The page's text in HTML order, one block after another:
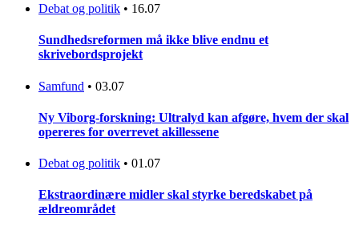
Debat og politik • 16.07
Sundhedsreformen må ikke blive endnu et
skrivebordsprojekt
Samfund • 03.07
Ny Viborg-forskning: Ultralyd kan afgøre, hvem der skal
opereres for overrevet akillessene
Debat og politik • 01.07
Ekstraordinære midler skal styrke beredskabet på
ældreområdet